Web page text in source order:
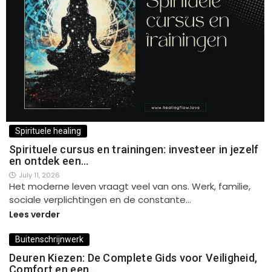
Spirituele healing
Spirituele cursus en trainingen: investeer in jezelf
en ontdek een…
July 11, 2026
Het moderne leven vraagt veel van ons. Werk, familie,
sociale verplichtingen en de constante…
Lees verder
Buitenschrijnwerk
Deuren Kiezen: De Complete Gids voor Veiligheid,
Comfort en een…